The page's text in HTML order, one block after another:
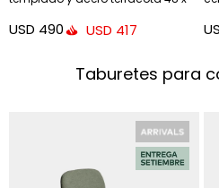
USD 490 USD 417
Taburetes para